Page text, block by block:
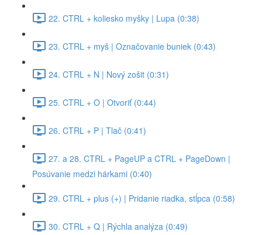
22. CTRL + koliesko myšky | Lupa (0:38)
23. CTRL + myš | Označovanie buniek (0:43)
24. CTRL + N | Nový zošit (0:31)
25. CTRL + O | Otvoriť (0:44)
26. CTRL + P | Tlač (0:41)
27. a 28. CTRL + PageUP a CTRL + PageDown |
Posúvanie medzi hárkami (0:40)
29. CTRL + plus (+) | Pridanie riadka, stĺpca (0:58)
30. CTRL + Q | Rýchla analýza (0:49)